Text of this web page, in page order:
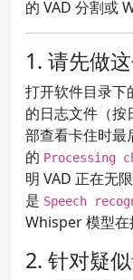
的 VAD 分割或
1. 请先做
打开软件目录下
的日志文件（按
部查看卡住时最
的 Processing
明 VAD 正在无
是 Speech
Whisper 模型在
2. 针对疑